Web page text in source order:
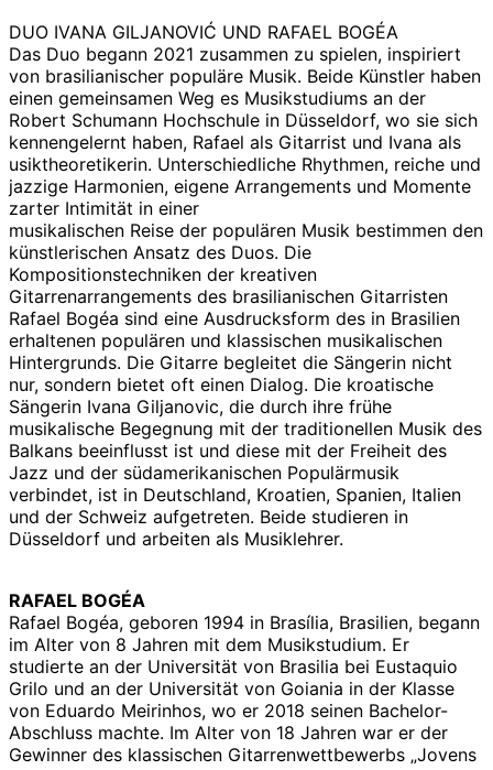
DUO IVANA GILJANOVIĆ UND RAFAEL BOGÉA
Das Duo begann 2021 zusammen zu spielen, inspiriert
von brasilianischer populäre Musik. Beide Künstler haben
einen gemeinsamen Weg es Musikstudiums an der
Robert Schumann Hochschule in Düsseldorf, wo sie sich
kennengelernt haben, Rafael als Gitarrist und Ivana als
usiktheoretikerin. Unterschiedliche Rhythmen, reiche und
jazzige Harmonien, eigene Arrangements und Momente
zarter Intimität in einer
musikalischen Reise der populären Musik bestimmen den
künstlerischen Ansatz des Duos. Die
Kompositionstechniken der kreativen
Gitarrenarrangements des brasilianischen Gitarristen
Rafael Bogéa sind eine Ausdrucksform des in Brasilien
erhaltenen populären und klassischen musikalischen
Hintergrunds. Die Gitarre begleitet die Sängerin nicht
nur, sondern bietet oft einen Dialog. Die kroatische
Sängerin Ivana Giljanovic, die durch ihre frühe
musikalische Begegnung mit der traditionellen Musik des
Balkans beeinflusst ist und diese mit der Freiheit des
Jazz und der südamerikanischen Populärmusik
verbindet, ist in Deutschland, Kroatien, Spanien, Italien
und der Schweiz aufgetreten. Beide studieren in
Düsseldorf und arbeiten als Musiklehrer.
RAFAEL BOGÉA
Rafael Bogéa, geboren 1994 in Brasília, Brasilien, begann
im Alter von 8 Jahren mit dem Musikstudium. Er
studierte an der Universität von Brasilia bei Eustaquio
Grilo und an der Universität von Goiania in der Klasse
von Eduardo Meirinhos, wo er 2018 seinen Bachelor-
Abschluss machte. Im Alter von 18 Jahren war er der
Gewinner des klassischen Gitarrenwettbewerbs „Jovens